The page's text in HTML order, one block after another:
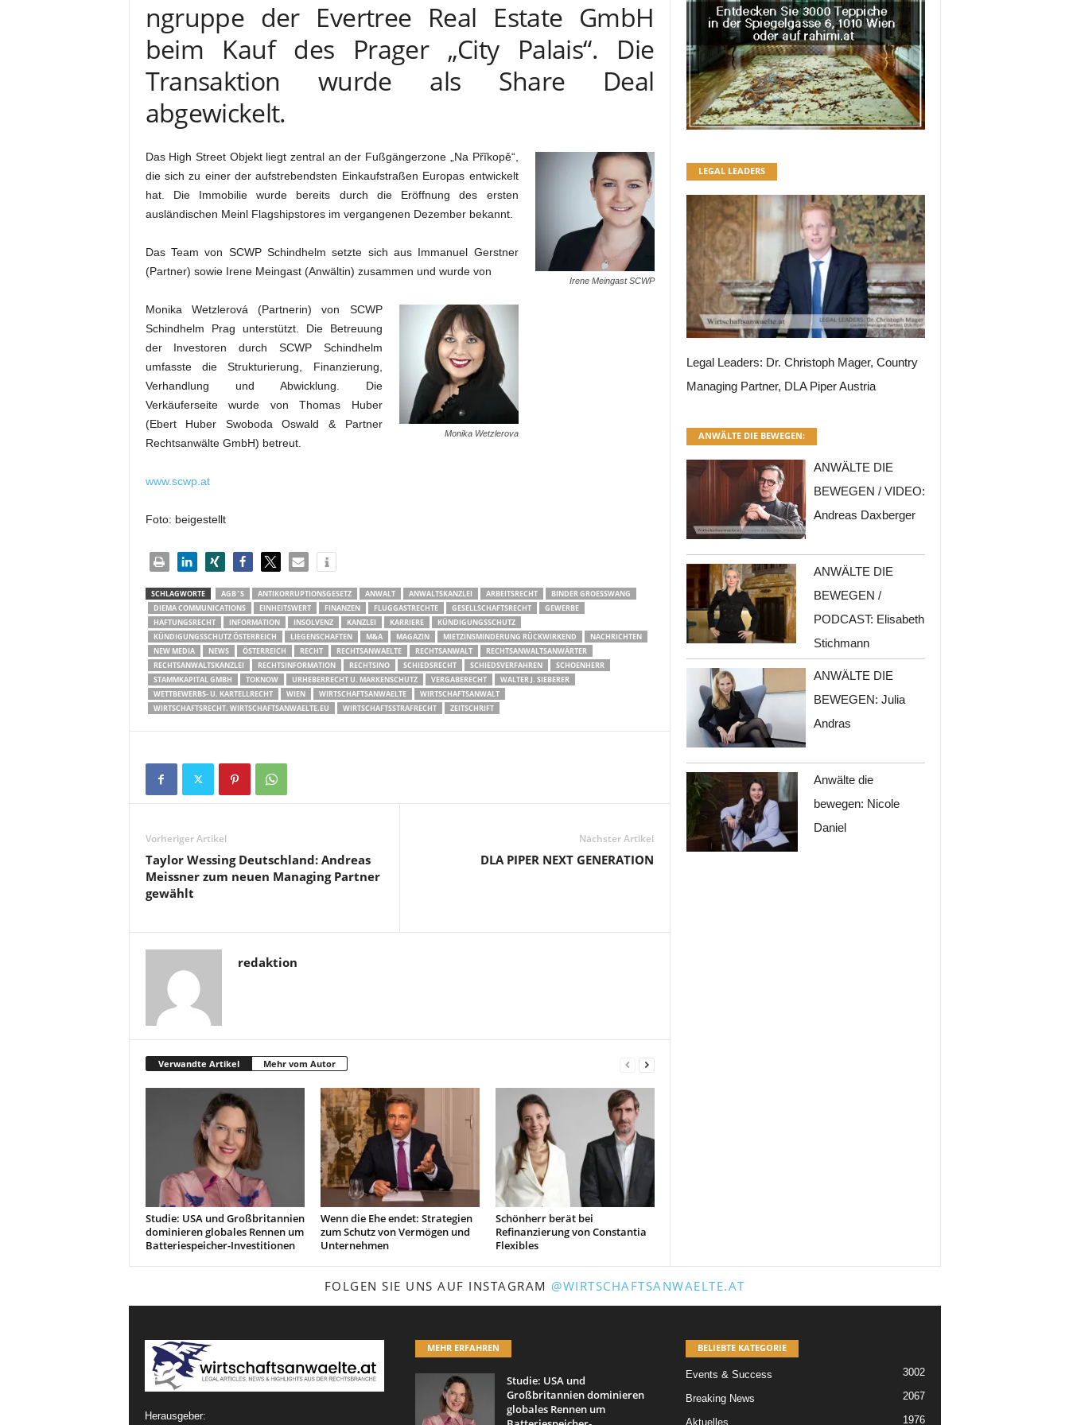
ngruppe der Evertree Real Estate GmbH
beim Kauf des Prager „City Palais“. Die
Transaktion wurde als Share Deal
abgewickelt.
Irene Meingast SCWP
Das High Street Objekt liegt zentral an der Fußgängerzone „Na Přĭkopě“,
die sich zu einer der aufstrebendsten Einkaufstraßen Europas entwickelt
hat. Die Immobilie wurde bereits durch die Eröffnung des ersten
ausländischen Meinl Flagshipstores im vergangenen Dezember bekannt.
Das Team von SCWP Schindhelm setzte sich aus Immanuel Gerstner
(Partner) sowie Irene Meingast (Anwältin) zusammen und wurde von
Monika Wetzlerova
Monika Wetzlerová (Partnerin) von SCWP
Schindhelm Prag unterstützt. Die Betreuung
der Investoren durch SCWP Schindhelm
umfasste die Strukturierung, Finanzierung,
Verhandlung und Abwicklung. Die
Verkäuferseite wurde von Thomas Huber
(Ebert Huber Swoboda Oswald & Partner
Rechtsanwälte GmbH) betreut.
www.scwp.at
Foto: beigestellt
SCHLAGWORTE AGB´S ANTIKORRUPTIONSGESETZ ANWALT ANWALTSKANZLEI ARBEITSRECHT
BINDER GROESSWANG
DIEMA COMMUNICATIONS
EINHEITSWERT FINANZEN FLUGGASTRECHTE GESELLSCHAFTSRECHT
GEWERBE
HAFTUNGSRECHT
INFORMATION INSOLVENZ KANZLEI KARRIERE
KÜNDIGUNGSSCHUTZ
KÜNDIGUNGSSCHUTZ ÖSTERREICH
LIEGENSCHAFTEN M&A MAGAZIN MIETZINSMINDERUNG RÜCKWIRKEND
NACHRICHTEN
NEW MEDIA
NEWS ÖSTERREICH RECHT RECHTSANWAELTE RECHTSANWALT
RECHTSANWALTSANWÄRTER
RECHTSANWALTSKANZLEI
RECHTSINFORMATION RECHTSINO SCHIEDSRECHT SCHIEDSVERFAHREN
SCHOENHERR
STAMMKAPITAL GMBH
TOKNOW URHEBERRECHT U. MARKENSCHUTZ VERGABERECHT
WALTER J. SIEBERER
WETTBEWERBS- U. KARTELLRECHT
WIEN WIRTSCHAFTSANWAELTE
WIRTSCHAFTSANWALT
WIRTSCHAFTSRECHT. WIRTSCHAFTSANWAELTE.EU
WIRTSCHAFTSSTRAFRECHT ZEITSCHRIFT
Vorheriger Artikel
Taylor Wessing Deutschland: Andreas
Meissner zum neuen Managing Partner
gewählt
Nächster Artikel
DLA PIPER NEXT GENERATION
redaktion
Verwandte Artikel Mehr vom Autor
Studie: USA und Großbritannien
dominieren globales Rennen um
Batteriespeicher-Investitionen
Wenn die Ehe endet: Strategien
zum Schutz von Vermögen und
Unternehmen
Schönherr berät bei
Refinanzierung von Constantia
Flexibles
LEGAL LEADERS
Legal Leaders: Dr. Christoph Mager, Country
Managing Partner, DLA Piper Austria
ANWÄLTE DIE BEWEGEN:
ANWÄLTE DIE
BEWEGEN / VIDEO:
Andreas Daxberger
ANWÄLTE DIE
BEWEGEN /
PODCAST: Elisabeth
Stichmann
ANWÄLTE DIE
BEWEGEN: Julia
Andras
Anwälte die
bewegen: Nicole
Daniel
FOLGEN SIE UNS AUF INSTAGRAM @WIRTSCHAFTSANWAELTE.AT
Herausgeber:
MEHR ERFAHREN
Studie: USA und
Großbritannien dominieren
globales Rennen um
BELIEBTE KATEGORIE
Events & Success 3002
Breaking News 2067
Aktuelles 1976